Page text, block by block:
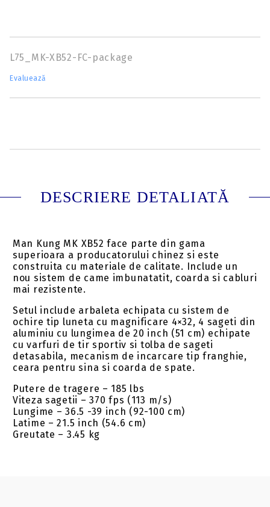
L75_MK-XB52-FC-package
Evaluează
DESCRIERE DETALIATĂ
Man Kung MK XB52 face parte din gama
superioara a producatorului chinez si este
construita cu materiale de calitate. Include un
nou sistem de came imbunatatit, coarda si cabluri
mai rezistente.
Setul include arbaleta echipata cu sistem de
ochire tip luneta cu magnificare 4×32, 4 sageti din
aluminiu cu lungimea de 20 inch (51 cm) echipate
cu varfuri de tir sportiv si tolba de sageti
detasabila, mecanism de incarcare tip franghie,
ceara pentru sina si coarda de spate.
Putere de tragere – 185 lbs
Viteza sagetii – 370 fps (113 m/s)
Lungime – 36.5 -39 inch (92-100 cm)
Latime – 21.5 inch (54.6 cm)
Greutate – 3.45 kg